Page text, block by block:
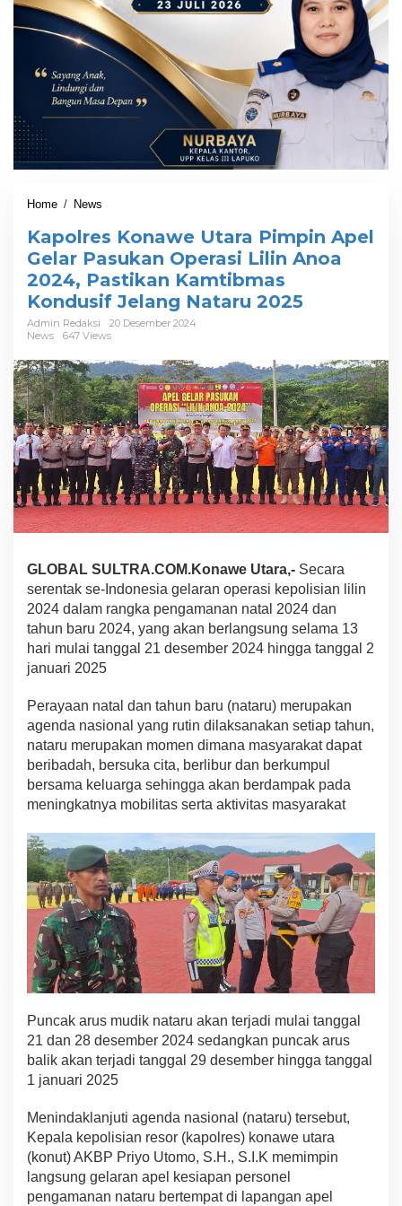
Home / News
p
o
l
r
e
K
n
a
w
e
U
t
a
a
P
i
i
n
A
p
l
G
l
a
P
a
s
u
a
n
O
p
e
r
a
s
i
L
i
i
n
A
n
2
0
2
4
Kapolres Konawe Utara Pimpin Apel
Gelar Pasukan Operasi Lilin Anoa
2024, Pastikan Kamtibmas
Kondusif Jelang Nataru 2025
Admin Redaksi
20 Desember 2024
News
647 Views
GLOBAL SULTRA.COM.Konawe Utara,- Secara
serentak se-Indonesia gelaran operasi kepolisian lilin
2024 dalam rangka pengamanan natal 2024 dan
tahun baru 2024, yang akan berlangsung selama 13
hari mulai tanggal 21 desember 2024 hingga tanggal 2
januari 2025
Perayaan natal dan tahun baru (nataru) merupakan
agenda nasional yang rutin dilaksanakan setiap tahun,
nataru merupakan momen dimana masyarakat dapat
beribadah, bersuka cita, berlibur dan berkumpul
bersama keluarga sehingga akan berdampak pada
meningkatnya mobilitas serta aktivitas masyarakat
Puncak arus mudik nataru akan terjadi mulai tanggal
21 dan 28 desember 2024 sedangkan puncak arus
balik akan terjadi tanggal 29 desember hingga tanggal
1 januari 2025
Menindaklanjuti agenda nasional (nataru) tersebut,
Kepala kepolisian resor (kapolres) konawe utara
(konut) AKBP Priyo Utomo, S.H., S.I.K memimpin
langsung gelaran apel kesiapan personel
pengamanan nataru bertempat di lapangan apel